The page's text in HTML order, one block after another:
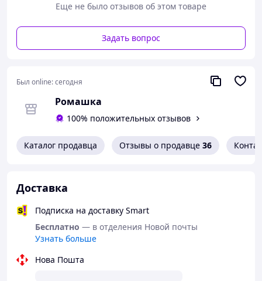
Еще не было отзывов об этом товаре
Задать вопрос
Был online:сегодня
Ромашка
100% положительных отзывов
Каталог продавца Отзывы о продавце 36
Доставка
Подписка на доставку Smart
Бесплатно — в отделения Новой почты
Узнать больше
Нова Пошта